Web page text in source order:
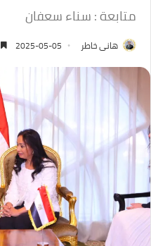
متابعة : سناء سعفان
هانى خاطر 2025-05-05